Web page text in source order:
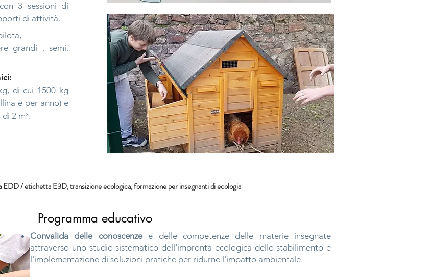
3 sessioni di
di attività.
grandi , semi,
di cui 1500 kg
e per anno) e
2 m³.
/ etichetta E3D, transizione ecologica, formazione per insegnanti di ecologia
Programma educativo
Convalida delle conoscenzee delle competenze delle materie insegnate
attraverso uno studio sistematico dell'impronta ecologica dello stabilimento e
l'implementazione di soluzioni pratiche per ridurne l'impatto ambientale.